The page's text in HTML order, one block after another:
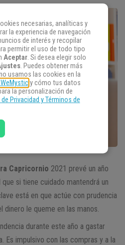
Capricornio 2021 prevé un año
si tiene cuidado mantendrá un
está en que actúe con prudencia
dinero le queme en las manos.
durante este año a gastar
Es impulsivo con las compras y a la
necesarias, analíticas y
la experiencia de navegación
de interés y recopilar
permitir el uso de todo tipo
Aceptar. Si desea elegir solo
. Puedes obtener más
usamos las cookies en la
y cómo tus datos
la personalización de
Privacidad y Términos de